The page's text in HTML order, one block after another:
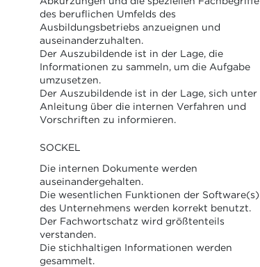
des beruflichen Umfelds des
Ausbildungsbetriebs anzueignen und
auseinanderzuhalten.
Der Auszubildende ist in der Lage, die
Informationen zu sammeln, um die Aufgabe
umzusetzen.
Der Auszubildende ist in der Lage, sich unter
Anleitung über die internen Verfahren und
Vorschriften zu informieren.
SOCKEL
Die internen Dokumente werden
auseinandergehalten.
Die wesentlichen Funktionen der Software(s)
des Unternehmens werden korrekt benutzt.
Der Fachwortschatz wird größtenteils
verstanden.
Die stichhaltigen Informationen werden
gesammelt.